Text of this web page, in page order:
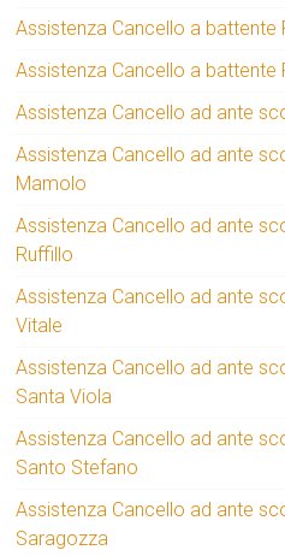
Assistenza Cancello a battente
Assistenza Cancello a battente
Assistenza Cancello ad ante
Assistenza Cancello ad ante
Mamolo
Assistenza Cancello ad ante
Ruffillo
Assistenza Cancello ad ante
Vitale
Assistenza Cancello ad ante
Santa Viola
Assistenza Cancello ad ante
Santo Stefano
Assistenza Cancello ad ante
Saragozza